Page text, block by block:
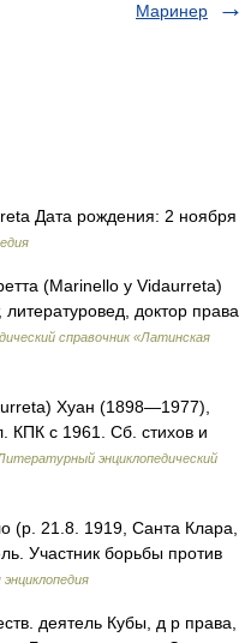
Маринер
Дата рождения: 2 ноября
(Marinello у Vidaurreta)
доктор права.
справочник «Латинская
Хуан (1898—1977),
КПК с 1961. Сб. стихов и
энциклопедический
21.8. 1919, Санта Клара,
Участник борьбы против
деятель Кубы, д р права,